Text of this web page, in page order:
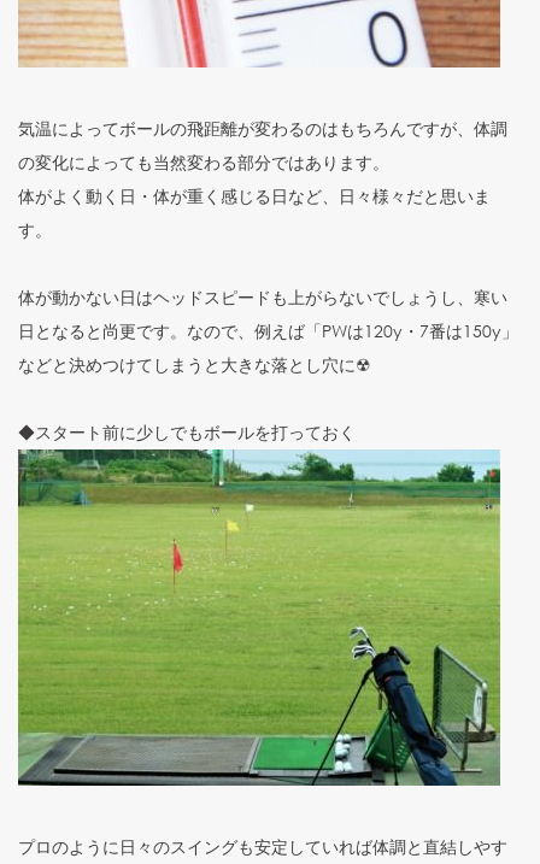
気温によってボールの飛距離が変わるのはもちろんですが、体調
の変化によっても当然変わる部分ではあります。
体がよく動く日・体が重く感じる日など、日々様々だと思いま
す。
体が動かない日はヘッドスピードも上がらないでしょうし、寒い
日となると尚更です。なので、例えば「PWは120y・7番は150y」
などと決めつけてしまうと大きな落とし穴に☢
◆スタート前に少しでもボールを打っておく
プロのように日々のスイングも安定していれば体調と直結しやす